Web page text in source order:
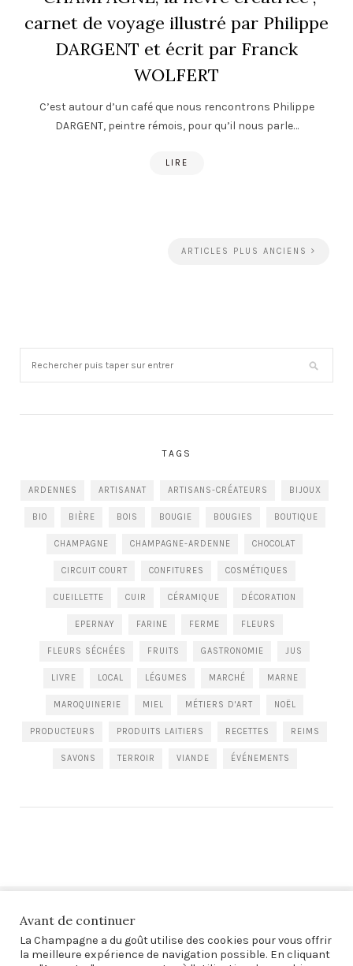
carnet de voyage illustré par Philippe
DARGENT et écrit par Franck
WOLFERT
C’est autour d’un café que nous rencontrons Philippe
DARGENT, peintre rémois, pour qu’il nous parle…
LIRE
ARTICLES PLUS ANCIENS
TAGS
ARDENNES ARTISANAT ARTISANS-CRÉATEURS BIJOUX
BIO BIÈRE BOIS BOUGIE BOUGIES BOUTIQUE
CHAMPAGNE CHAMPAGNE-ARDENNE CHOCOLAT
CIRCUIT COURT CONFITURES COSMÉTIQUES
CUEILLETTE CUIR CÉRAMIQUE DÉCORATION
EPERNAY FARINE FERME FLEURS
FLEURS SÉCHÉES FRUITS GASTRONOMIE JUS
LIVRE LOCAL LÉGUMES MARCHÉ MARNE
MAROQUINERIE MIEL MÉTIERS D'ART NOËL
PRODUCTEURS PRODUITS LAITIERS RECETTES REIMS
SAVONS TERROIR VIANDE ÉVÉNEMENTS
Avant de continuer
La Champagne a du goût utilise des cookies pour vous offrir
la meilleure expérience de navigation possible. En cliquant